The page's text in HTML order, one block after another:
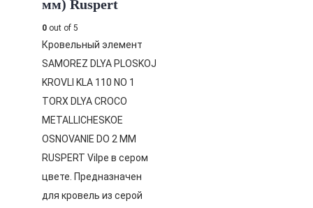
мм) Ruspert
0 out of 5
Кровельный элемент
SAMOREZ DLYA PLOSKOJ
KROVLI KLA 110 NO 1
TORX DLYA CROCO
METALLICHESKOE
OSNOVANIE DO 2 MM
RUSPERT Vilpe в сером
цвете. Предназначен
для кровель из серой